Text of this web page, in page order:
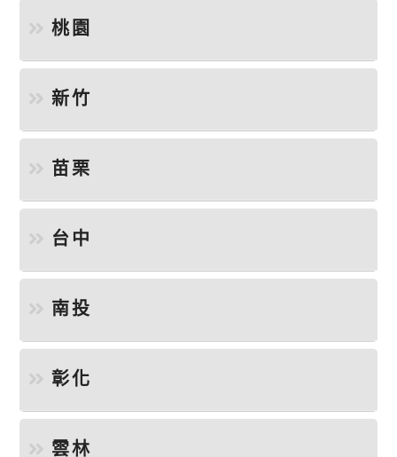
桃園
新竹
苗栗
台中
南投
彰化
雲林